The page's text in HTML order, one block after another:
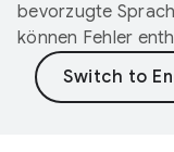
bevorzugte
können Fehler